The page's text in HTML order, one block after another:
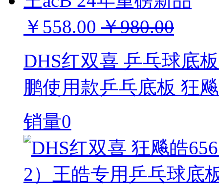
￥558.00 ￥980.00
DHS红双喜 乒乓球底
鹏使用款乒乓底板 狂
销量0